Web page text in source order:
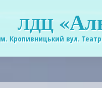
ЛДЦ
м. Кропивницький вул.